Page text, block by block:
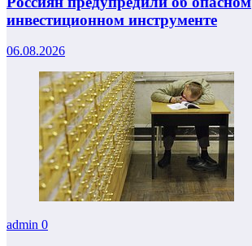
инвестиционном инструменте
06.08.2026
admin 0